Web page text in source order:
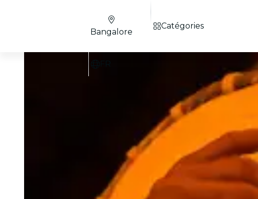
Bangalore
FR
Catégories